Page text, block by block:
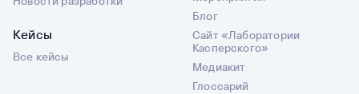
Кейсы
Все кейсы
Блог
Сайт «Лаборатории
Касперского»
Медиакит
Глоссарий